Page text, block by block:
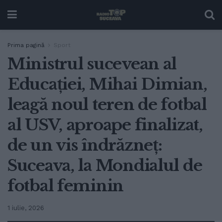
Prima pagină Sport
Ministrul sucevean al
Educației, Mihai Dimian,
leagă noul teren de fotbal
al USV, aproape finalizat,
de un vis îndrăzneț:
Suceava, la Mondialul de
fotbal feminin
1 iulie, 2026